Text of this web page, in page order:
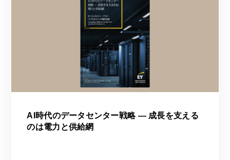
AI時代のデータセンター戦略 ― 成長を支える
のは電力と供給網